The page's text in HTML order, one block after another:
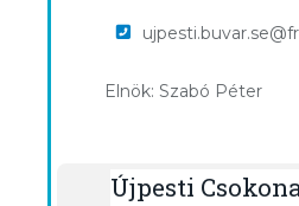
Elnök: Szabó Péter
Újpesti